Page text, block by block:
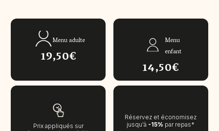
Menu adulte
19,50€
Menu
enfant
14,50€
Prix appliqués sur
Réservez et économisez
jusqu'à -15% par repas*